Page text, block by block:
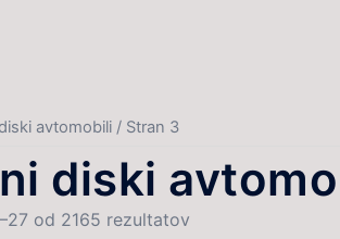
avtomobili / Stran 3
diski
od 2165 rezultatov